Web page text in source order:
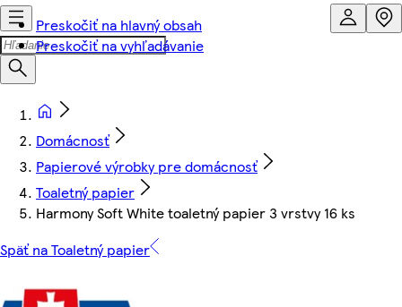
Preskočiť na hlavný obsah
Preskočiť na vyhľadávanie
Domácnosť
Papierové výrobky pre domácnosť
Toaletný papier
Harmony Soft White toaletný papier 3 vrstvy 16 ks
Späť na Toaletný papier